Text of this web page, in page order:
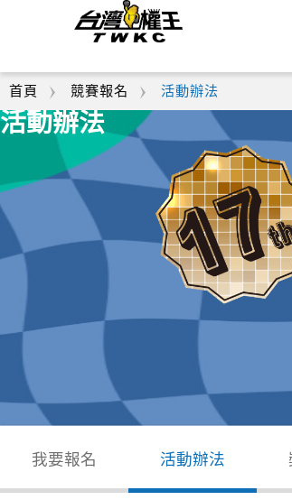
首頁 競賽報名 活動辦法
活動辦法
我要報名 活動辦法